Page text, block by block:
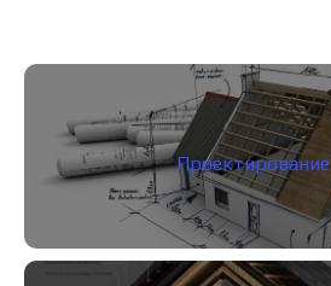
Проектирование